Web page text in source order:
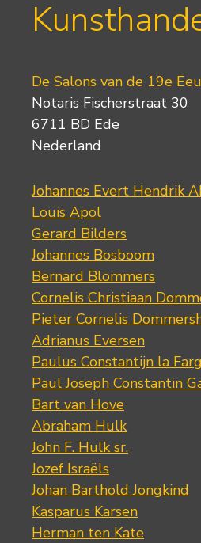
De Salons van de 19e
Notaris Fischerstraat 30
6711 BD Ede
Nederland
Johannes Evert Hendrik
Louis Apol
Gerard Bilders
Johannes Bosboom
Bernard Blommers
Cornelis Christiaan
Pieter Cornelis
Adrianus Eversen
Paulus Constantijn la
Paul Joseph Constantin
Bart van Hove
Abraham Hulk
John F. Hulk sr.
Jozef Israëls
Johan Barthold Jongkind
Kasparus Karsen
Herman ten Kate